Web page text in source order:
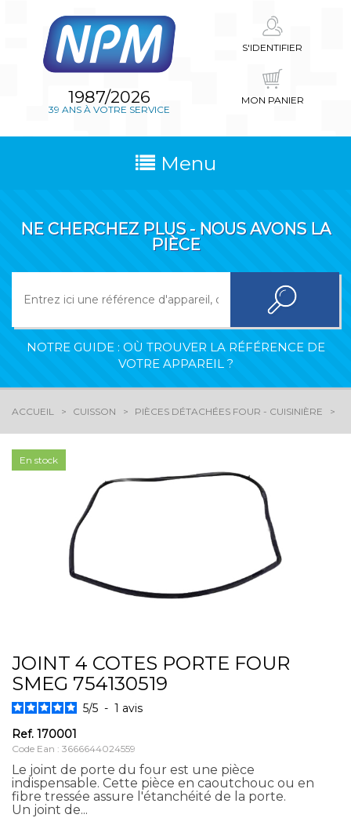
1987/2026
39 ANS À VOTRE SERVICE
S'IDENTIFIER
MON PANIER
Menu
NE CHERCHEZ PLUS - NOUS AVONS LA
PIÈCE
NOTRE GUIDE : OÙ TROUVER LA RÉFÉRENCE DE
VOTRE APPAREIL ?
ACCUEIL CUISSON PIÈCES DÉTACHÉES FOUR - CUISINIÈRE
En stock
JOINT 4 COTES PORTE FOUR
SMEG 754130519
5/5 - 1 avis
Ref. 170001
Code Ean : 3666644024559
Le joint de porte du four est une pièce
indispensable. Cette pièce en caoutchouc ou en
fibre tressée assure l'étanchéité de la porte.
Un joint de...